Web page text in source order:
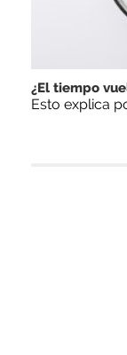
¿El tiempo
Esto explica